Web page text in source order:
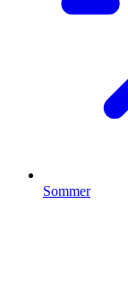
Sommer